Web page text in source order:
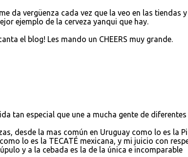
da vergüenza cada vez que la veo en las tiendas y
ejemplo de la cerveza yanqui que hay.
el blog! Les mando un CHEERS muy grande.
tan especial que une a mucha gente de diferentes
desde la mas común en Uruguay como lo es la
lo es la TECATÉ mexicana, y mi juicio con
y a la cebada es la de la única e incomparable